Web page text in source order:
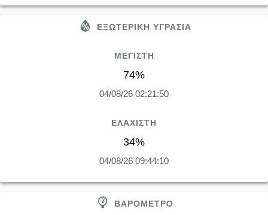
EΞΩΤΕΡΙΚΗ ΥΓΡΑΣΙΑ
ΜΕΓΙΣΤΗ
74%
04/08/26 02:21:50
ΕΛΑΧΙΣΤΗ
34%
04/08/26 09:44:10
ΒΑΡΟΜΕΤΡΟ